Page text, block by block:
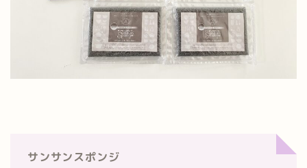
サンサンスポンジ